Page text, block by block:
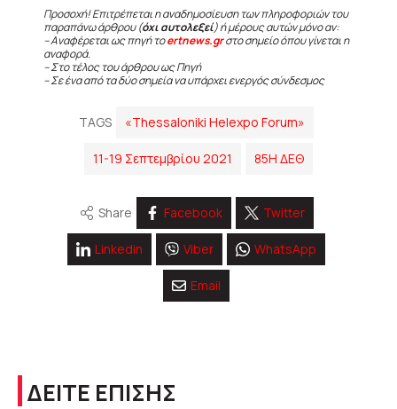
Προσοχή! Επιτρέπεται η αναδημοσίευση των πληροφοριών του
παραπάνω άρθρου (όχι αυτολεξεί) ή μέρους αυτών μόνο αν:
– Αναφέρεται ως πηγή τοertnews.grστο σημείο όπου γίνεται η
αναφορά.
– Στο τέλος του άρθρου ως Πηγή
– Σε ένα από τα δύο σημεία να υπάρχει ενεργός σύνδεσμος
TAGS «Thessaloniki Helexpo Forum»
11-19 Σεπτεμβρίου 2021 85Η ΔΕΘ
Share Facebook Twitter
Linkedin Viber WhatsApp
Email
ΔΕΙΤΕ ΕΠΙΣΗΣ